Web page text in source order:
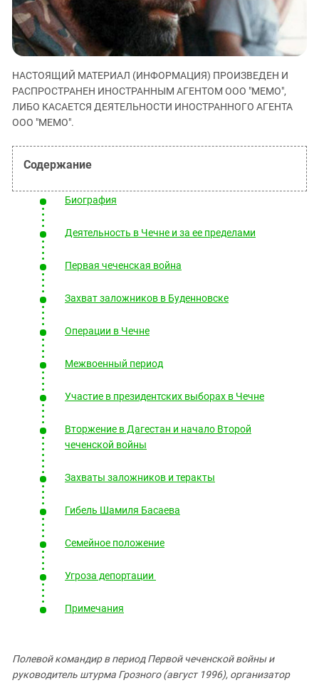
ЗАСТАВЛЯЕТ
КАВКАЗ ЗА ПАЛЕСТИНУ
ИНАКОМЫСЛИЕ В ЧЕЧНЕ
ПРЕСЛЕДОВАНИЕ АКТИВИСТОВ
МОБИЛИЗАЦИЯ И ПРОТЕСТЫ
Дагестан
Ингушетия
Кабардино-Балкария
Калмыкия
Краснодарский край
Нагорный Карабах
Российская Федерация
Ростовская область
Северная Осетия - Алания
СКФО
Ставропольский край
Чечня
Южная Осетия
Южный Кавказ
ЮФО
НАСТОЯЩИЙ МАТЕРИАЛ (ИНФОРМАЦИЯ) ПРОИЗВЕДЕН И
РАСПРОСТРАНЕН ИНОСТРАННЫМ АГЕНТОМ ООО "МЕМО",
ЛИБО КАСАЕТСЯ ДЕЯТЕЛЬНОСТИ ИНОСТРАННОГО АГЕНТА
ООО "МЕМО".
Биография
Деятельность в Чечне и за ее пределами
Первая чеченская война
Захват заложников в Буденновске
Операции в Чечне
Межвоенный период
Участие в президентских выборах в Чечне
Вторжение в Дагестан и начало Второй
чеченской войны
Захваты заложников и теракты
Гибель Шамиля Басаева
Семейное положение
Угроза депортации
Примечания
Полевой командир в период Первой чеченской войны и
руководитель штурма Грозного (август 1996), организатор